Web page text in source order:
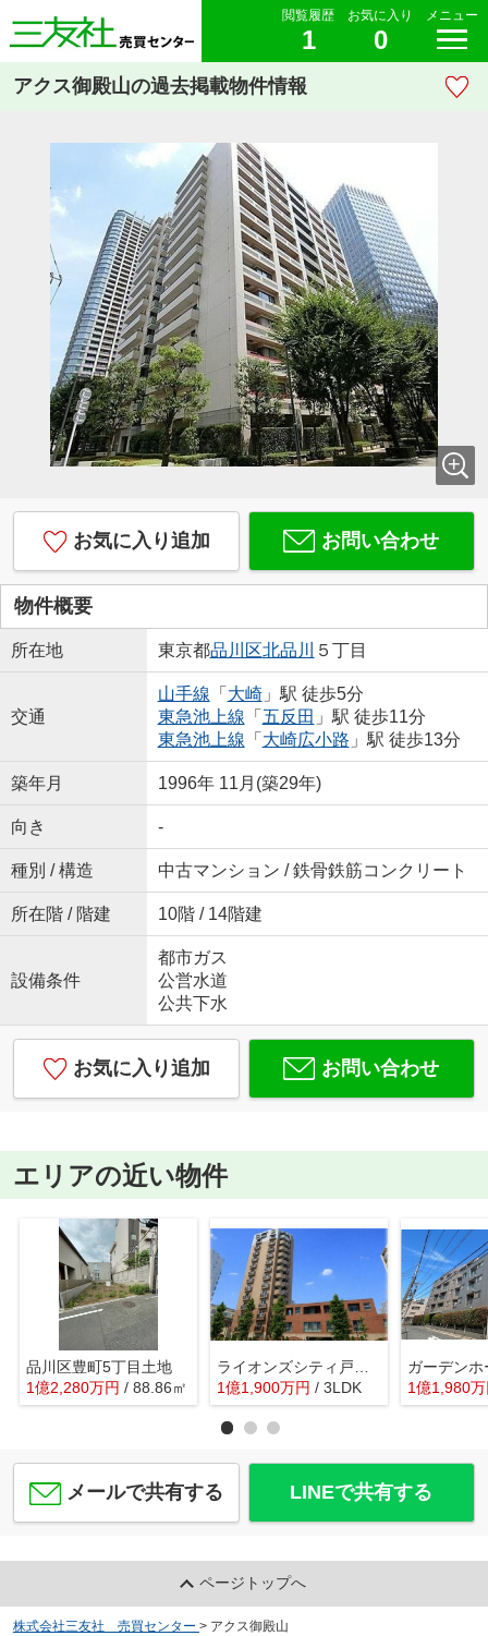
閲覧履歴
1
お気に入り
0
メニュー
アクス御殿山の過去掲載物件情報
お気に入り追加 お問い合わせ
物件概要
所在地 東京都品川区北品川 ５丁目
交通
山手線 「 大崎」駅 徒歩5分
東急池上線 「 五反田 」駅 徒歩11分
東急池上線 「 大崎広小路 」駅 徒歩13分
築年月 1996年 11月(築29年)
向き -
種別 / 構造 中古マンション / 鉄骨鉄筋コンクリート
所在階 / 階建 10階 / 14階建
設備条件
都市ガス
公営水道
公共下水
お気に入り追加 お問い合わせ
エリアの近い物件
品川区豊町5丁目土地
1億2,280万円 / 88.86㎡
1億1,900万円 / 3LDK 1億1,980万
メールで共有する LINEで共有する
ページトップへ
株式会社三友社 売買センター > アクス御殿山